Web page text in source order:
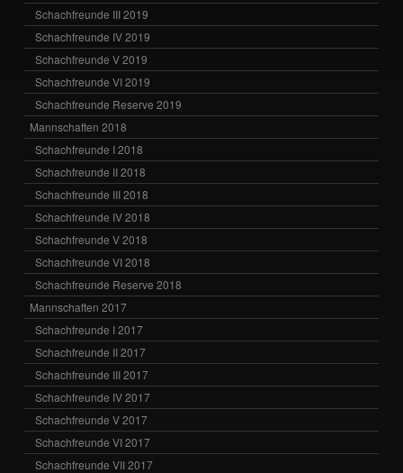
Schachfreunde III 2019
Schachfreunde IV 2019
Schachfreunde V 2019
Schachfreunde VI 2019
Schachfreunde Reserve 2019
Mannschaften 2018
Schachfreunde I 2018
Schachfreunde II 2018
Schachfreunde III 2018
Schachfreunde IV 2018
Schachfreunde V 2018
Schachfreunde VI 2018
Schachfreunde Reserve 2018
Mannschaften 2017
Schachfreunde I 2017
Schachfreunde II 2017
Schachfreunde III 2017
Schachfreunde IV 2017
Schachfreunde V 2017
Schachfreunde VI 2017
Schachfreunde VII 2017